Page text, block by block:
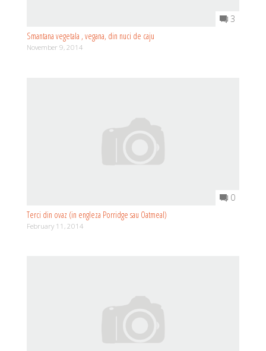
3
Smantana vegetala , vegana, din nuci de caju
November 9, 2014
0
Terci din ovaz (in engleza Porridge sau Oatmeal)
February 11, 2014